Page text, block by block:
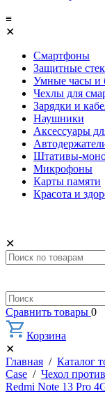
≡
✕
Смартфоны
Защитные
Умные часы и
Чехлы для
Зарядки и
Наушники
Аксессуары
Штативы-
Микрофоны
Карты памяти
Красота и
✕
Сравнить товары 0
Корзина
✕
Главная / Каталог
Case / Чехол
Redmi Note 13 Pro